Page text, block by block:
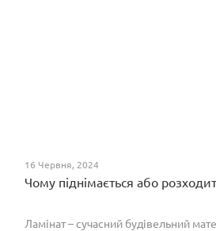
16 Червня, 2024
Чому піднімається або
Ламінат – сучасний будівельний